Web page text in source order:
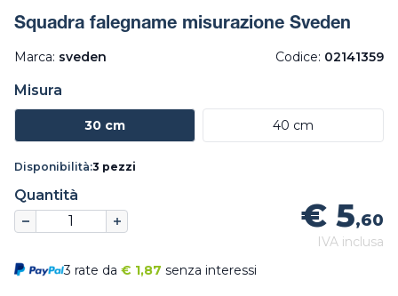
Squadra falegname misurazione Sveden
Marca: sveden Codice: 02141359
Misura
30 cm 40 cm
Disponibilità:3 pezzi
Quantità
€ 5,60
IVA inclusa
3 rate da € 1,87 senza interessi